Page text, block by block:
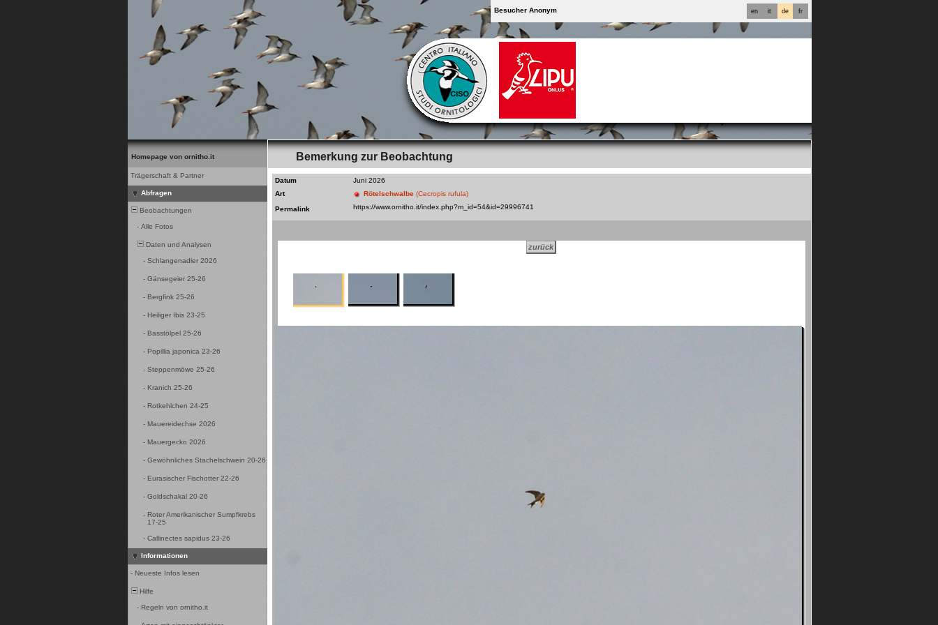
fr
de
it
en
Besucher Anonym
Homepage von ornitho.it
Trägerschaft & Partner
Abfragen
Beobachtungen
- Alle Fotos
Daten und Analysen
- Schlangenadler 2026
- Gänsegeier 25-26
- Bergfink 25-26
- Heiliger Ibis 23-25
- Basstölpel 25-26
- Popillia japonica 23-26
- Steppenmöwe 25-26
- Kranich 25-26
- Rotkehlchen 24-25
- Mauereidechse 2026
- Mauergecko 2026
- Gewöhnliches Stachelschwein 20-26
- Eurasischer Fischotter 22-26
- Goldschakal 20-26
- Roter Amerikanischer Sumpfkrebs
17-25
- Callinectes sapidus 23-26
Informationen
- Neueste Infos lesen
Hilfe
- Regeln von ornitho.it
Bemerkung zur Beobachtung
Datum
Juni 2026
Art
Rötelschwalbe (Cecropis rufula)
Permalink